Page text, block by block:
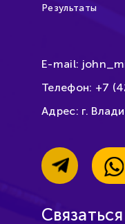
Результаты
E-mail:
Телефон: +7
Адрес: г.